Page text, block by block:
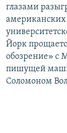
Все сайты
глазами
американских
Йорк
обозрение» с
пишущей
Соломоном